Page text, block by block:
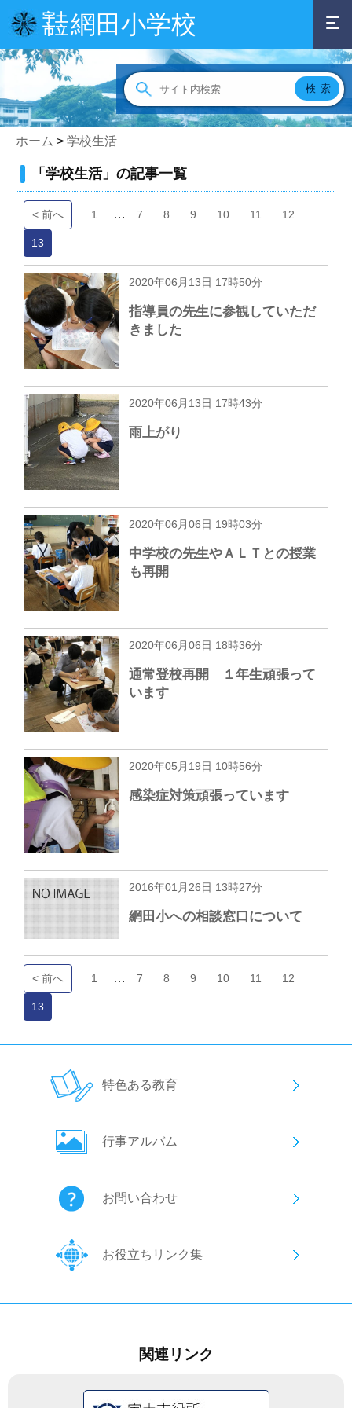
宇土
市立 網田小学校
ホーム > 学校生活
「学校生活」の記事一覧
< 前へ 1 … 7 8 9 10 11 12
13
2020年06月13日 17時50分
指導員の先生に参観していただ
きました
2020年06月13日 17時43分
雨上がり
2020年06月06日 19時03分
中学校の先生やＡＬＴとの授業
も再開
2020年06月06日 18時36分
通常登校再開 １年生頑張って
います
2020年05月19日 10時56分
感染症対策頑張っています
2016年01月26日 13時27分
網田小への相談窓口について
< 前へ 1 … 7 8 9 10 11 12
13
特色ある教育
行事アルバム
お問い合わせ
お役立ちリンク集
関連リンク